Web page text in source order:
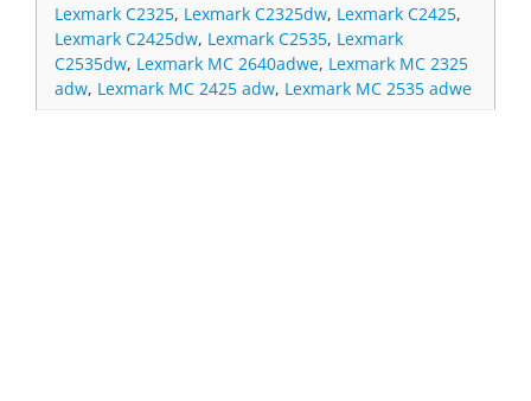
Lexmark C2325, Lexmark C2325dw, Lexmark C2425,
Lexmark C2425dw, Lexmark C2535, Lexmark
C2535dw, Lexmark MC 2640adwe, Lexmark MC 2325
adw, Lexmark MC 2425 adw, Lexmark MC 2535 adwe